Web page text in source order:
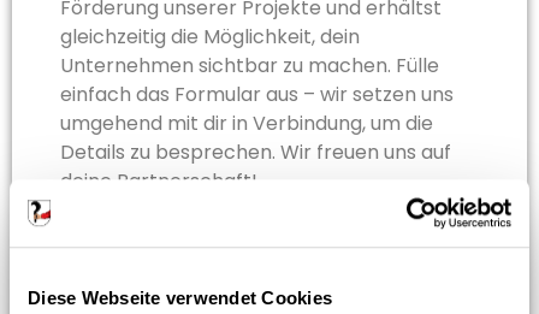
Diese Webseite verwendet Cookies
Förderung unserer Projekte und erhältst
gleichzeitig die Möglichkeit, dein
Unternehmen sichtbar zu machen. Fülle
einfach das Formular aus – wir setzen uns
umgehend mit dir in Verbindung, um die
Details zu besprechen. Wir freuen uns auf
deine Partnerschaft!
Entdecke unsere Sponsormöglichkeiten ->
Sponsormöglichkeiten